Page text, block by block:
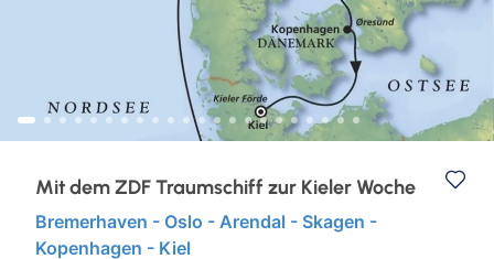
Klassische Konzerte
Kurzurlaub
Kunst, Kultur & Kulinarik
Mit dem ZDF Traumschiff zur Kieler Woche
Bremerhaven - Oslo - Arendal - Skagen -
Kopenhagen - Kiel